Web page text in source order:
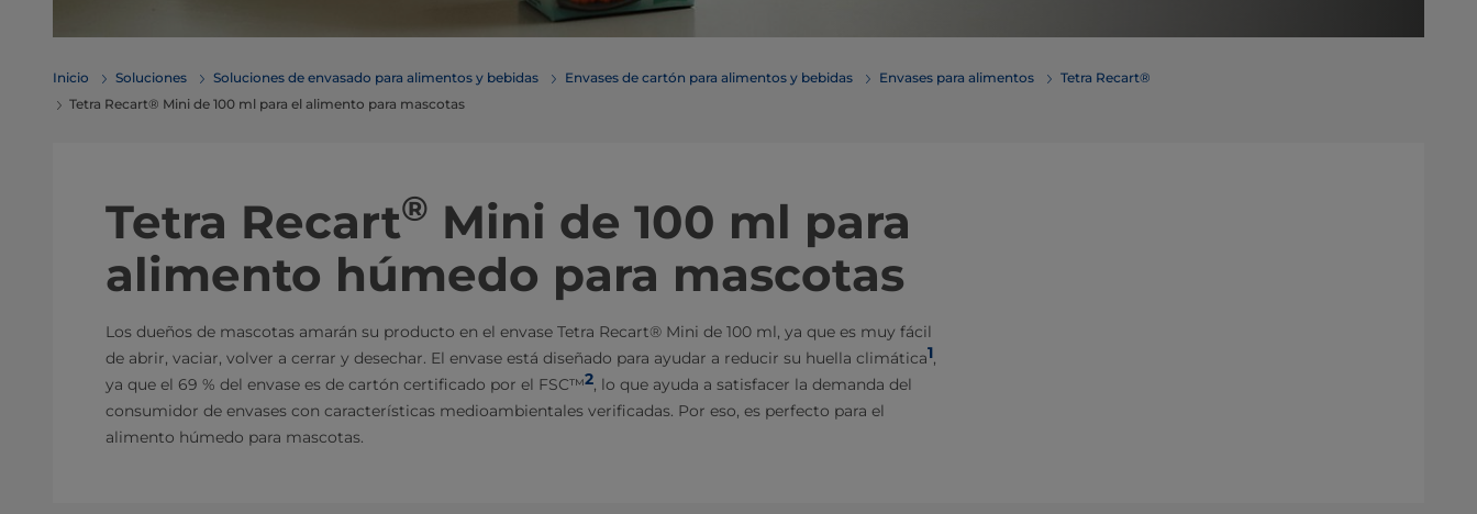
Inicio Soluciones Soluciones de envasado para alimentos y bebidas Envases de cartón para alimentos y bebidas Envases para alimentos
Tetra Recart®
Tetra Recart® Mini de 100 ml para el alimento para mascotas
Tetra Recart® Mini de 100 ml para
alimento húmedo para mascotas
Los dueños de mascotas amarán su producto en el envase Tetra Recart® Mini de 100 ml, ya que es muy fácil
de abrir, vaciar, volver a cerrar y desechar. El envase está diseñado para ayudar a reducir su huella climática1,
ya que el 69 % del envase es de cartón certificado por el FSC™2, lo que ayuda a satisfacer la demanda del
consumidor de envases con características medioambientales verificadas. Por eso, es perfecto para el
alimento húmedo para mascotas.